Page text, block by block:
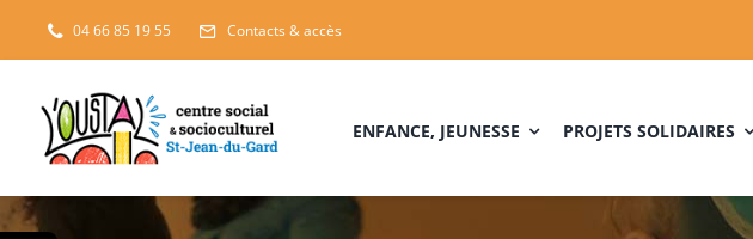
Passer
au
contenu
04 66 85 19 55 Contacts & accès
ENFANCE, JEUNESSE PROJETS SOLIDAIRES